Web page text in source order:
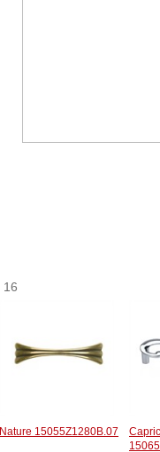
16
Nature 15055Z1280B.07